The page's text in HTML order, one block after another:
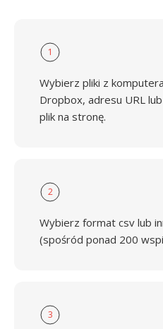
1
Wybierz pliki z
Dropbox, adresu URL
plik na stronę.
2
Wybierz format csv lub
(spośród ponad 200
3